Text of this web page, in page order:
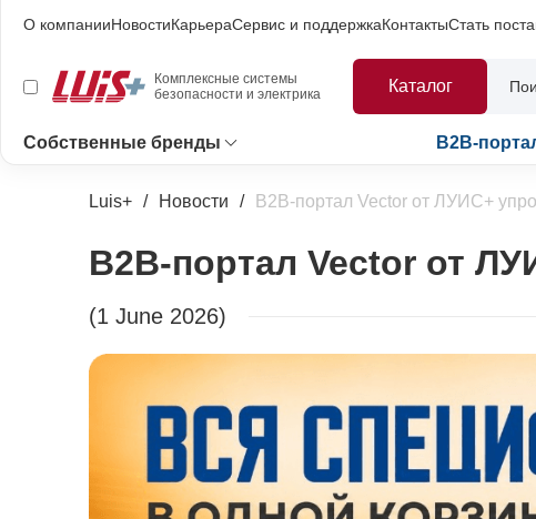
О компанииНовостиКарьераСервис и поддержкаКонтактыСтать
Комплексные системы
безопасности и электрика
Каталог
Собственные бренды B2B-
Luis+ Новости B2B-портал Vector от ЛУИС+
B2B-портал Vector от
(1 June 2026)